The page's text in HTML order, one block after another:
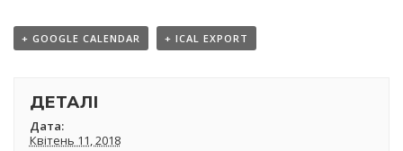
+ GOOGLE CALENDAR + ICAL EXPORT
ДЕТАЛІ
Дата:
Квітень 11, 2018